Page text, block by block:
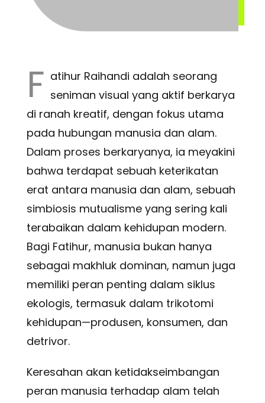
F atihur Raihandi adalah seorang
seniman visual yang aktif berkarya
di ranah kreatif, dengan fokus utama
pada hubungan manusia dan alam.
Dalam proses berkaryanya, ia meyakini
bahwa terdapat sebuah keterikatan
erat antara manusia dan alam, sebuah
simbiosis mutualisme yang sering kali
terabaikan dalam kehidupan modern.
Bagi Fatihur, manusia bukan hanya
sebagai makhluk dominan, namun juga
memiliki peran penting dalam siklus
ekologis, termasuk dalam trikotomi
kehidupan—produsen, konsumen, dan
detrivor.
Keresahan akan ketidakseimbangan
peran manusia terhadap alam telah